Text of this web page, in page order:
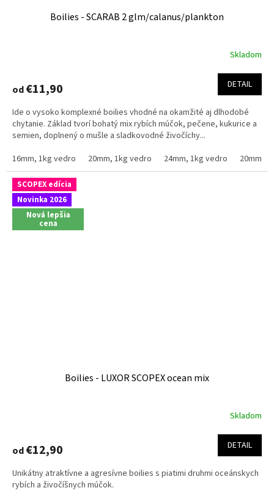
Boilies - SCARAB 2 glm/calanus/plankton
Skladom
od€11,90 DETAIL
Ide o vysoko komplexné boilies vhodné na okamžité aj dlhodobé
chytanie. Základ tvorí bohatý mix rybích múčok, pečene, kukurice a
semien, doplnený o mušle a sladkovodné živočíchy...
16mm, 1kg vedro
20mm, 1kg vedro 24mm, 1kg vedro 20mm,
SCOPEX edícia
Novinka 2026
Nová lepšia
cena
Boilies - LUXOR SCOPEX ocean mix
Skladom
od€12,90 DETAIL
Unikátny atraktívne a agresívne boilies s piatimi druhmi oceánskych
rybích a živočíšnych múčok.